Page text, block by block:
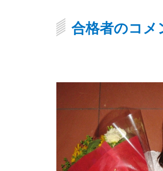
合格者のコメ